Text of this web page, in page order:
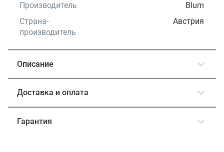
Производитель
Blum
Страна-
производитель
Австрия
Описание
Доставка и оплата
Гарантия